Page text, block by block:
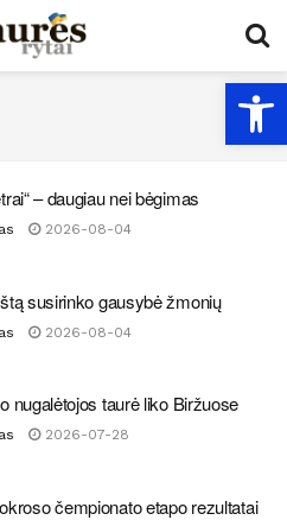
– daugiau nei bėgimas
2026-08-04
susirinko gausybė žmonių
2026-08-04
nugalėtojos taurė liko Biržuose
2026-07-28
čempionato etapo rezultatai